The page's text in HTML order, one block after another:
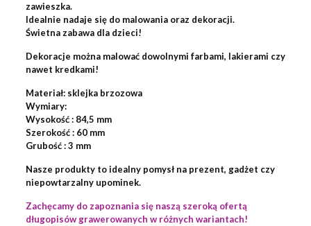
zawieszka.
Idealnie nadaje się do malowania oraz dekoracji.
Świetna zabawa dla dzieci!
Dekoracje można malować dowolnymi farbami, lakierami czy
nawet kredkami!
Materiał: sklejka brzozowa
Wymiary:
Wysokość : 84,5 mm
Szerokość : 60 mm
Grubość : 3 mm
Nasze produkty to idealny pomysł na prezent, gadżet czy
niepowtarzalny upominek.
Zachęcamy do zapoznania się naszą szeroką ofertą
długopisów grawerowanych w różnych wariantach!